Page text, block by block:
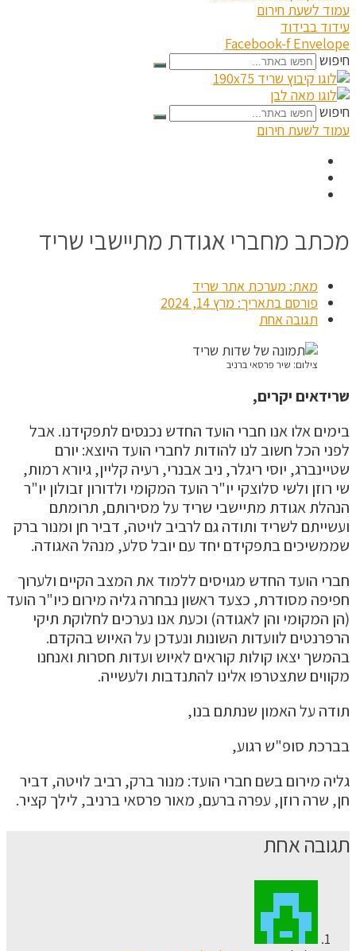
עמוד לשעת חירום
עידוד בבידוד
Facebook-f Envelope
חיפוש
חיפוש
עמוד לשעת חירום
מכתב מחברי אגודת מתיישבי שריד
מאת: מערכת אתר שריד
פורסם בתאריך: מרץ 14, 2024
תגובה אחת
צילום: שיר פרסאי ברניב
שרידאים יקרים,
בימים אלו אנו חברי הועד החדש נכנסים לתפקידנו. אבל
לפני הכל חשוב לנו להודות לחברי הועד היוצא: יורם
שטיינברג, יוסי ריגלר, ניב אבנרי, רעיה קליין, גיורא רמות,
שי רוזן ולשי סלוצקי יו"ר הועד המקומי ולדורון זבולון יו"ר
הנהלת אגודת מתיישבי שריד על מסירותם, תרומתם
ועשייתם לשריד ותודה גם לרביב לויטה, דביר חן ומנור ברק
שממשיכים בתפקידם יחד עם יובל סלע, מנהל האגודה.
חברי הועד החדש מגויסים ללמוד את המצב הקיים ולערוך
חפיפה מסודרת, כצעד ראשון נבחרה גליה מירום כיו"ר הועד
(הן המקומי והן לאגודה) וכעת אנו נערכים לחלוקת תיקי
הרפרנטים לוועדות השונות ונעדכן על האיוש בהקדם.
בהמשך יצאו קולות קוראים לאיוש ועדות חסרות ואנחנו
מקווים שתצטרפו אלינו להתנדבות ולעשייה.
תודה על האמון שנתתם בנו,
בברכת סופ"ש רגוע,
גליה מירום בשם חברי הועד: מנור ברק, רביב לויטה, דביר
חן, שרה רוזן, עפרה ברעם, מאור פרסאי ברניב, לילך קציר.
תגובה אחת